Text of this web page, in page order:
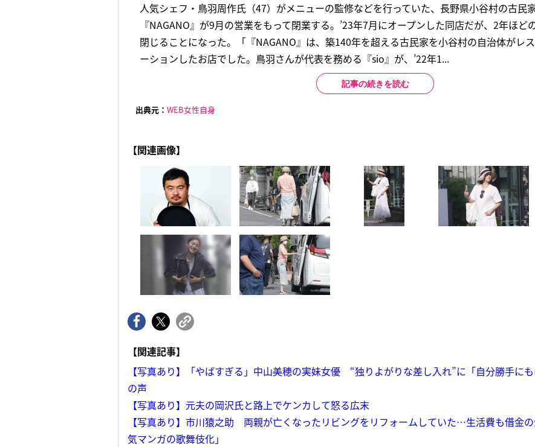
人気シェフ・鳥羽周作氏（47）がメニューの監修などを行っていた、長野県小谷村の古民
『NAGANO』が9月の営業をもって閉業する。’23年7月にオープンした同店だが、2年ほど
閉じることになった。「『NAGANO』は、築140年を超える古民家を小谷村の自治体がレ
ーションしたお店でした。鳥羽さんが代表を務める『sio』が、’22年1...
記事の続きを読む
出典元： WEB女性自身
【関連画像】
【関連記事】
【写真あり】「やばすぎる」中山美穂の実妹女優 “独りよがりな差し入れ”に「自分勝手に
の声
【写真あり】元夫の岡沢氏と路上でケンカして怒る広末
【写真あり】市川猿之助 両親が亡くなったリビングをリフォームしていた…生活費も借金
気マンガの歌舞伎化」